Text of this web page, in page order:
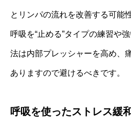
とリンパの流れを改善する可能
呼吸を“止める”タイプの練習や
法は内部プレッシャーを高め、
ありますので避けるべきです。
呼吸を使ったストレス緩